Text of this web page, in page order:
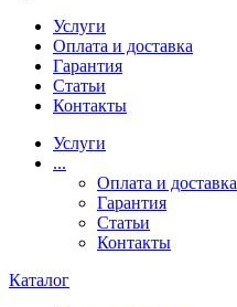
Услуги
Оплата и доставка
Гарантия
Статьи
Контакты
Услуги
...
Оплата и доставка
Гарантия
Статьи
Контакты
Каталог